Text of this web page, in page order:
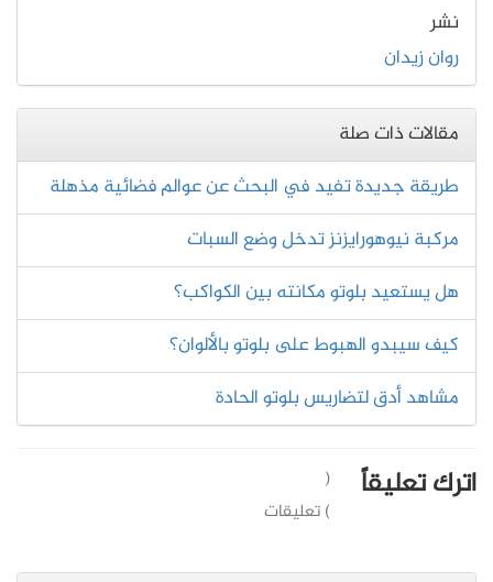
نشر
روان زيدان
مقالات ذات صلة
طريقة جديدة تفيد في البحث عن عوالم فضائية مذهلة
مركبة نيوهورايزنز تدخل وضع السبات
هل يستعيد بلوتو مكانته بين الكواكب؟
كيف سيبدو الهبوط على بلوتو بالألوان؟
مشاهد أدق لتضاريس بلوتو الحادة
اترك تعليقاً
(
) تعليقات